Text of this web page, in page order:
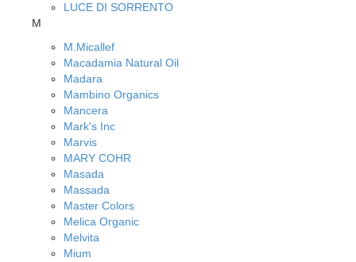
LUCE DI SORRENTO
M
M.Micallef
Macadamia Natural Oil
Madara
Mambino Organics
Mancera
Mark's Inc
Marvis
MARY COHR
Masada
Massada
Master Colors
Melica Organic
Melvita
Mium